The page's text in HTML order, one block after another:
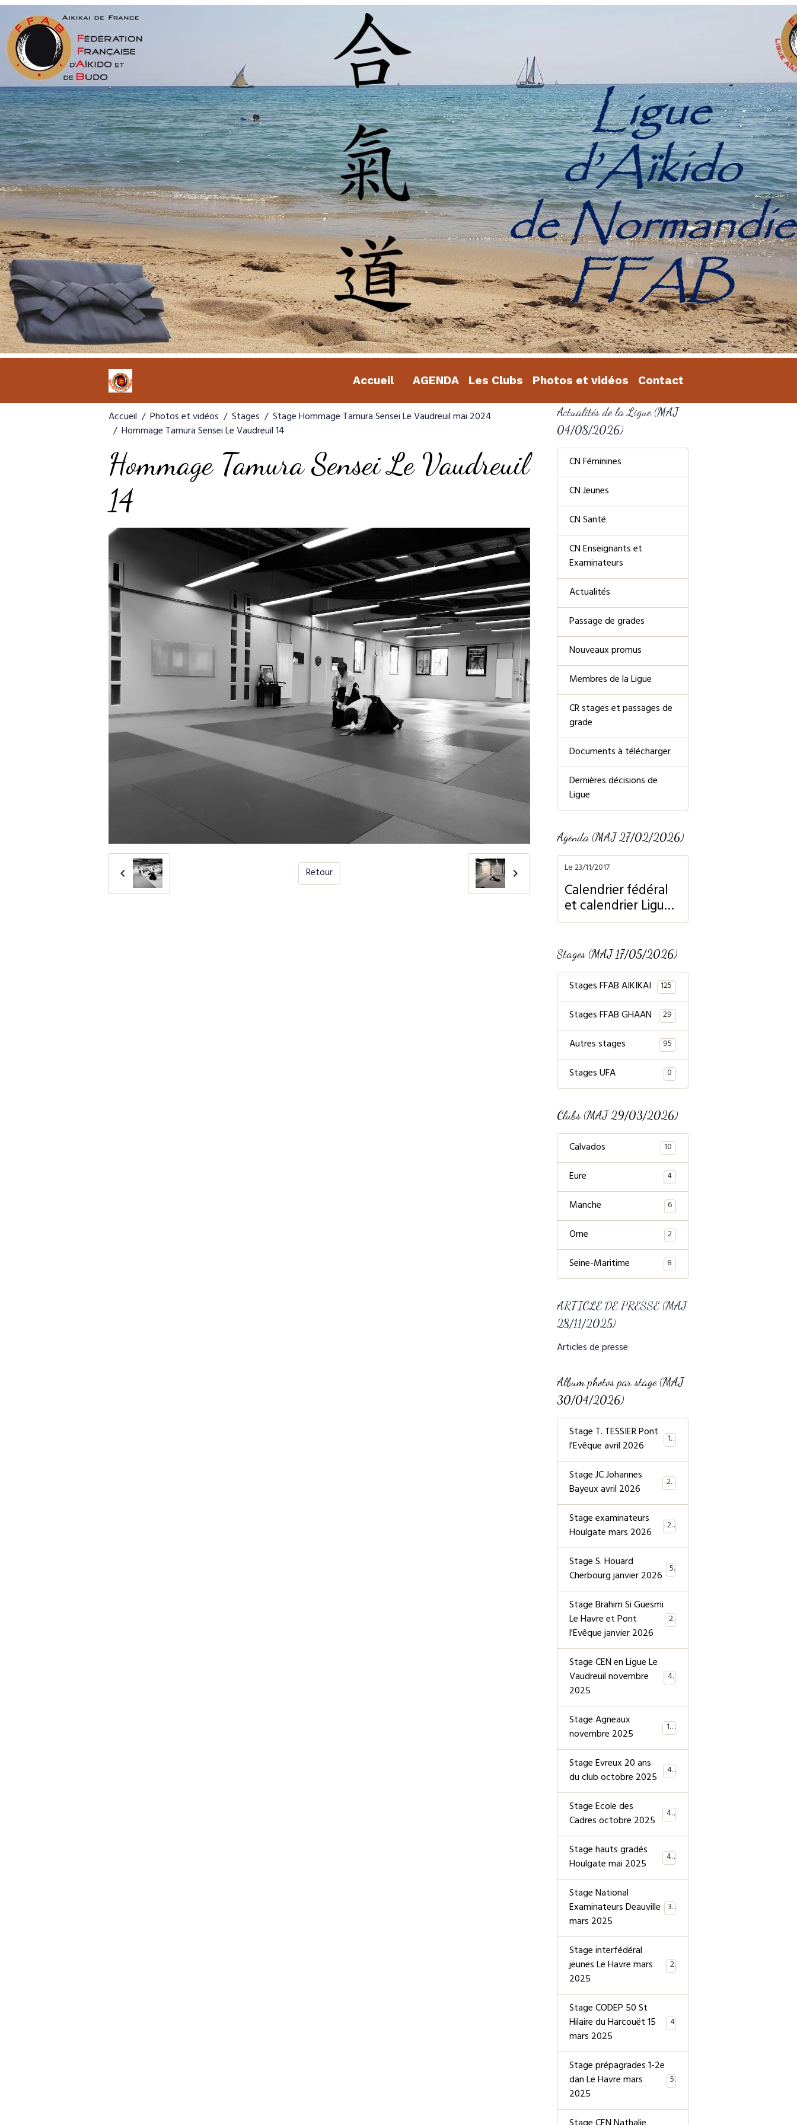
Accueil AGENDA Les Clubs Photos et vidéos Contact
Accueil Photos et vidéos Stages
Stage Hommage Tamura Sensei Le Vaudreuil mai 2024
Hommage Tamura Sensei Le Vaudreuil 14
Hommage Tamura Sensei Le Vaudreuil
14
Retour
Actualités de la Ligue (MAJ
04/08/2026)
CN Féminines
CN Jeunes
CN Santé
CN Enseignants et
Examinateurs
Actualités
Passage de grades
Nouveaux promus
Membres de la Ligue
CR stages et passages de
grade
Documents à télécharger
Dernières décisions de
Ligue
Agenda (MAJ 27/02/2026)
Le 23/11/2017
Calendrier fédéral
et calendrier Ligue
Normandie
Stages (MAJ 17/05/2026)
Stages FFAB AIKIKAI 125
Stages FFAB GHAAN 29
Autres stages 95
Stages UFA 0
Clubs (MAJ 29/03/2026)
Calvados 10
Eure 4
Manche 6
Orne 2
Seine-Maritime 8
ARTICLE DE PRESSE (MAJ
28/11/2025)
Articles de presse
Album photos par stage (MAJ
30/04/2026)
Stage T. TESSIER Pont
l'Evêque avril 2026
19
Stage JC Johannes
Bayeux avril 2026
20
Stage examinateurs
Houlgate mars 2026
20
Stage S. Houard
Cherbourg janvier 2026
5
Stage Brahim Si Guesmi
Le Havre et Pont
l'Evêque janvier 2026
28
Stage CEN en Ligue Le
Vaudreuil novembre
2025
40
Stage Agneaux
novembre 2025
19
Stage Evreux 20 ans
du club octobre 2025
40
Stage Ecole des
Cadres octobre 2025
40
Stage hauts gradés
Houlgate mai 2025
44
Stage National
Examinateurs Deauville
mars 2025
39
Stage interfédéral
jeunes Le Havre mars
2025
2
Stage CODEP 50 St
Hilaire du Harcouët 15
mars 2025
4
Stage prépagrades 1-2e
dan Le Havre mars
2025
5